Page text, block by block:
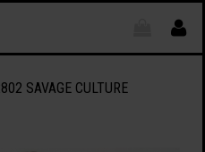
SAVAGE CULTURE